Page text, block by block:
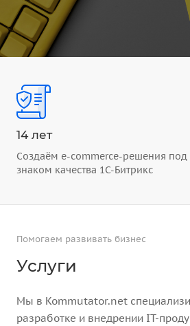
14 лет
Создаём e-commerce-решения под
знаком качества 1С-Битрикс
Помогаем развивать бизнес
Услуги
Мы в Kommutator.net
разработке и внедрении IT-